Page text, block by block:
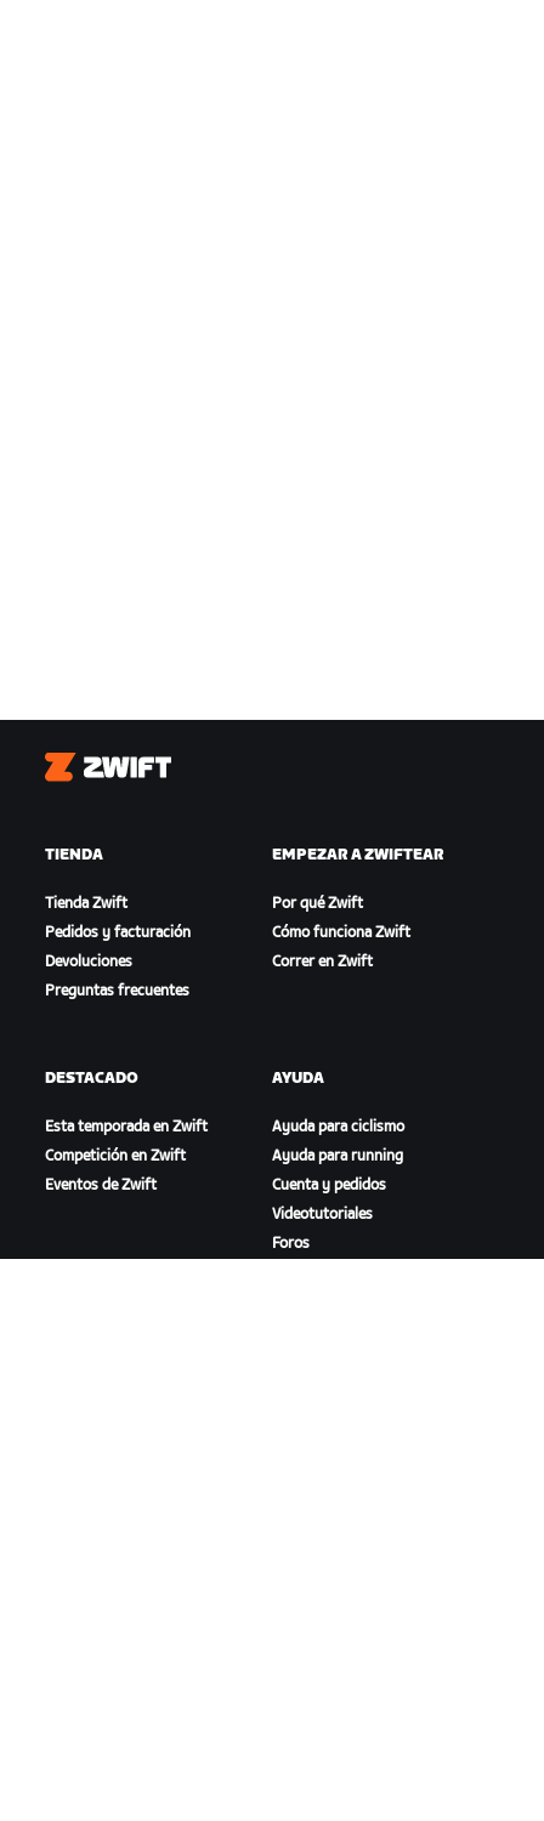
Zwift
TIENDA
Tienda Zwift
Pedidos y facturación
Devoluciones
Preguntas frecuentes
EMPEZAR A ZWIFTEAR
Por qué Zwift
Cómo funciona Zwift
Correr en Zwift
DESTACADO
Esta temporada en Zwift
Competición en Zwift
Eventos de Zwift
AYUDA
Ayuda para ciclismo
Ayuda para running
Cuenta y pedidos
Videotutoriales
Foros